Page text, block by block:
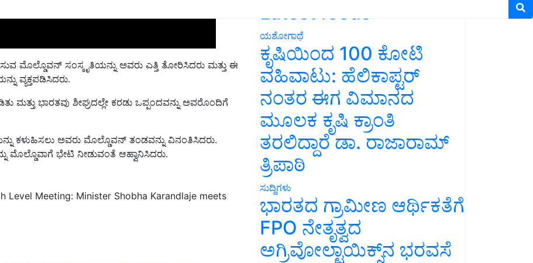
ಮೊಲ್ಡೊವನ್ ಸಂಸ್ಕೃತಿಯನ್ನು ಅವರು ಎತ್ತಿ ತೋರಿಸಿದರು ಮತ್ತು ಈ
ವ್ಯಕ್ತಪಡಿಸಿದರು.
ಮತ್ತು ಭಾರತವು ಶೀಘ್ರದಲ್ಲೇ ಕರಡು ಒಪ್ಪಂದವನ್ನು ಅವರೊಂದಿಗೆ
ಕಳುಹಿಸಲು ಅವರು ಮೊಲ್ಡೊವನ್ ತಂಡವನ್ನು ವಿನಂತಿಸಿದರು.
ಮೊಲ್ಡೊವಾಗೆ ಭೇಟಿ ನೀಡುವಂತೆ ಆಹ್ವಾನಿಸಿದರು.
Meeting: Minister Shobha Karandlaje meets
Latest feeds
ಯಶೋಗಾಥೆ
ಕೃಷಿಯಿಂದ 100 ಕೋಟಿ
ವಹಿವಾಟು: ಹೆಲಿಕಾಪ್ಟರ್
ನಂತರ ಈಗ ವಿಮಾನದ
ಮೂಲಕ ಕೃಷಿ ಕ್ರಾಂತಿ
ತರಲಿದ್ದಾರೆ ಡಾ. ರಾಜಾರಾಮ್
ತ್ರಿಪಾಠಿ
ಸುದ್ದಿಗಳು
ಭಾರತದ ಗ್ರಾಮೀಣ ಆರ್ಥಿಕತೆಗೆ
FPO ನೇತೃತ್ವದ
ಅಗ್ರಿವೋಲ್ಟಾಯಿಕ್ಸ್‌ನ ಭರವಸೆ